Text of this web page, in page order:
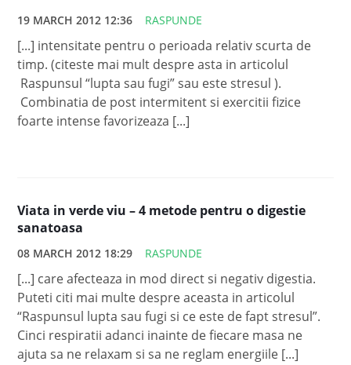
19 MARCH 2012 12:36 RASPUNDE
[...] intensitate pentru o perioada relativ scurta de
timp. (citeste mai mult despre asta in articolul
Raspunsul “lupta sau fugi” sau este stresul ).
Combinatia de post intermitent si exercitii fizice
foarte intense favorizeaza [...]
Viata in verde viu – 4 metode pentru o digestie
sanatoasa
08 MARCH 2012 18:29 RASPUNDE
[...] care afecteaza in mod direct si negativ digestia.
Puteti citi mai multe despre aceasta in articolul
“Raspunsul lupta sau fugi si ce este de fapt stresul”.
Cinci respiratii adanci inainte de fiecare masa ne
ajuta sa ne relaxam si sa ne reglam energiile [...]